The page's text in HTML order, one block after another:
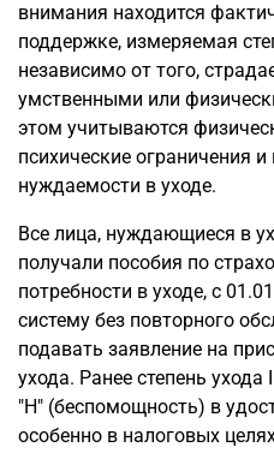
внимания находится
поддержке, измеряемая
независимо от того,
умственными или
этом учитываются
психические ограничения
нуждаемости в уходе.
Все лица, нуждающиеся в
получали пособия по
потребности в уходе, с
систему без повторного
подавать заявление на
ухода. Ранее степень
"H" (беспомощность) в
особенно в налоговых